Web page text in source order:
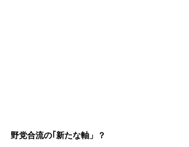
野党合流の｢新たな軸」？